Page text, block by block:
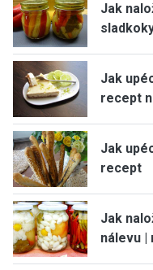
Jak
Jak
recept
Jak
recept
Jak
nálevu |